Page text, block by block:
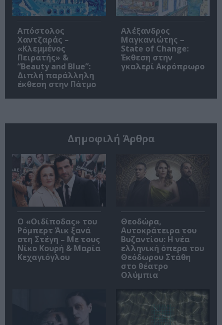
Απόστολος
Χαντζαράς –
«Κλεμμένος
Πειρατής» &
“Beauty and Blue”:
Διπλή παράλληλη
έκθεση στην Πάτμο
Αλέξανδρος
Μαγκανιώτης –
State of Change:
Έκθεση στην
γκαλερί Ακρόπρωρο
Δημοφιλή Άρθρα
O «Οιδίποδας» του
Ρόμπερτ Άικ ξανά
στη Στέγη – Με τους
Νίκο Κουρή & Μαρία
Κεχαγιόγλου
Θεοδώρα,
Αυτοκράτειρα του
Βυζαντίου: Η νέα
ελληνική όπερα του
Θεόδωρου Στάθη
στο θέατρο
Ολύμπια